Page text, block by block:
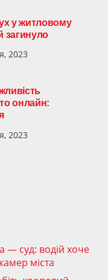
у житловому
загинуло
2023
онлайн:
2023
— суд: водій хоче
міста